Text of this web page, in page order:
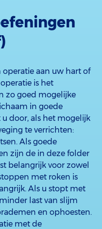
aan uw hart of
is het
zo goed mogelijke
in goede
door, als het mogelijk
te verrichten:
Als goede
zijn de in deze folder
belangrijk voor zowel
met roken is
Als u stopt met
last van slijm
en ophoesten.
met de